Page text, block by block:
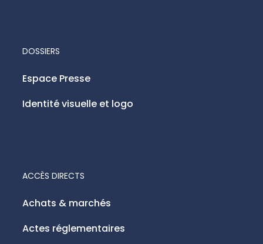
ACCÈS DIRECTS
Achats & marchés
Actes réglementaires
DOSSIERS
Espace Presse
Identité visuelle et logo